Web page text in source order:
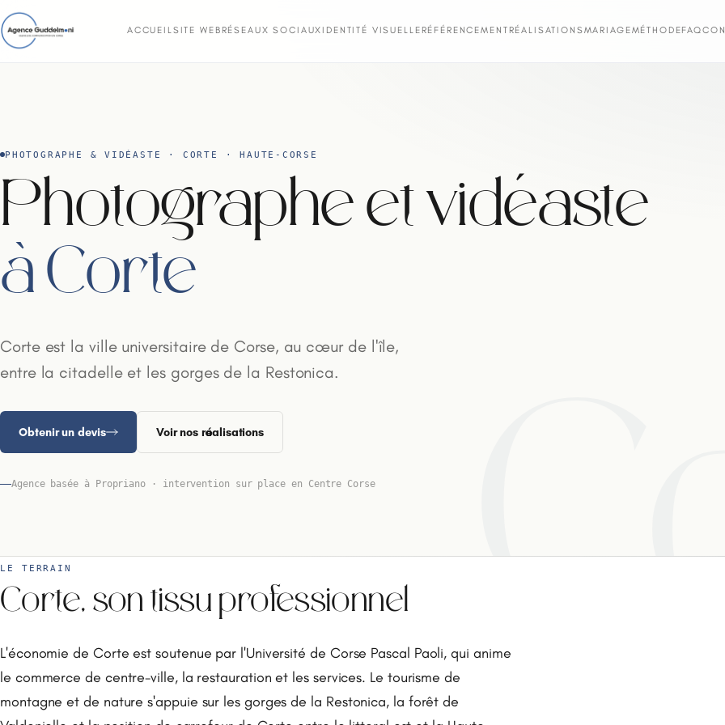
ACCUEILSITE WEB RÉSEAUX SOCIAUX IDENTITÉ VISUELLE RÉFÉRENCEMENT RÉALISATIONSMARIAGEMÉTHODEFAQ
PHOTOGRAPHE & VIDÉASTE · CORTE · HAUTE-CORSE
Photographe et vidéaste
à Corte
Corte est la ville universitaire de Corse, au cœur de l'île,
entre la citadelle et les gorges de la Restonica.
Obtenir un devis Voir nos réalisations
Agence basée à Propriano · intervention sur place en Centre Corse
LE TERRAIN
Corte, son tissu professionnel
L'économie de Corte est soutenue par l'Université de Corse Pascal Paoli, qui anime
le commerce de centre-ville, la restauration et les services. Le tourisme de
montagne et de nature s'appuie sur les gorges de la Restonica, la forêt de